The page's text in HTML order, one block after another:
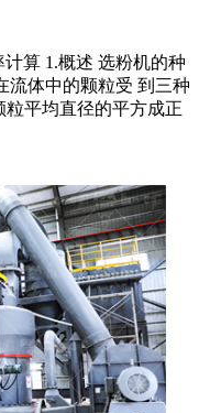
算 1.概述 选粉机的种
流体中的颗粒受 到三种
粒平均直径的平方成正